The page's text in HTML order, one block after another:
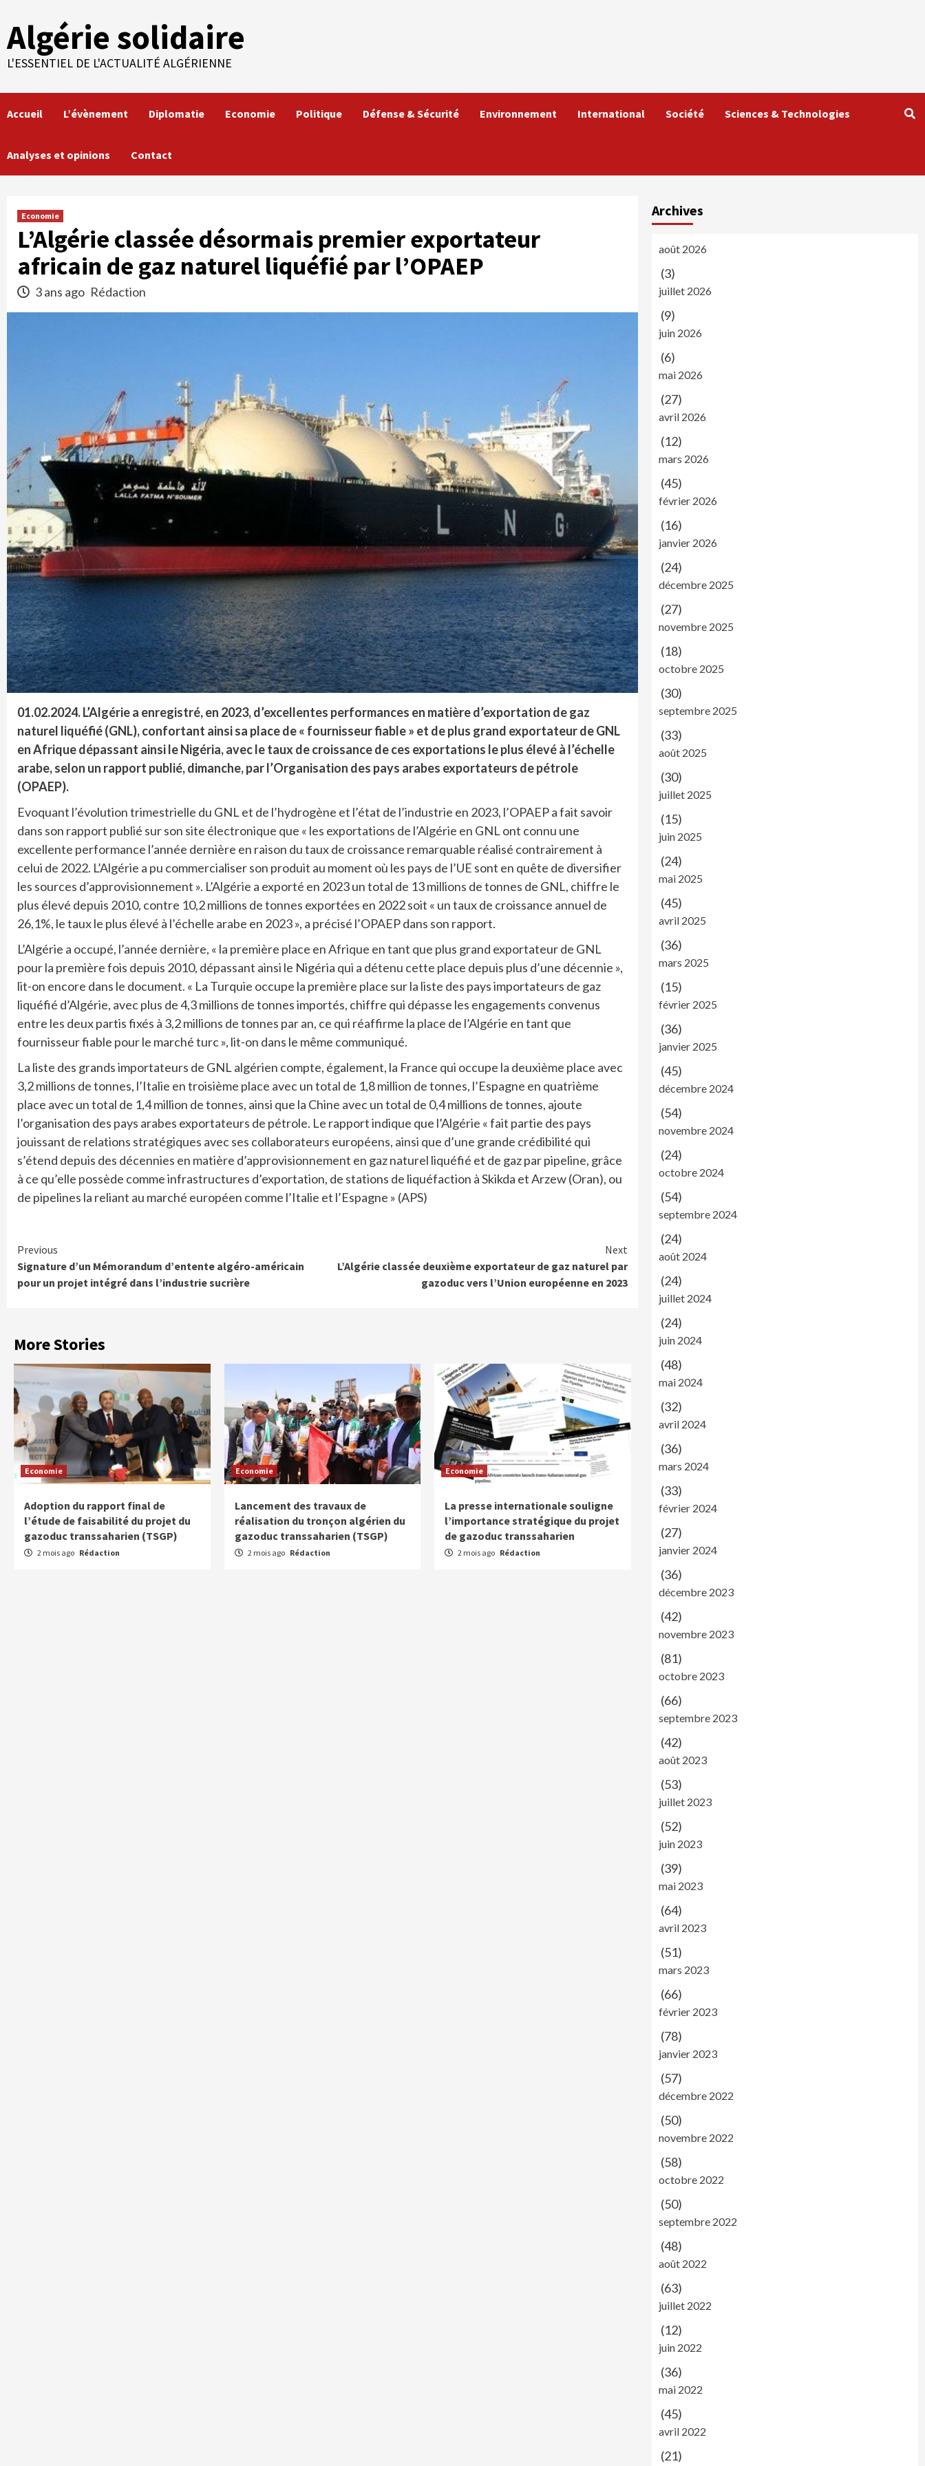
content
Algérie solidaire
L'ESSENTIEL DE L'ACTUALITÉ ALGÉRIENNE
Accueil L’évènement Diplomatie Economie Politique Défense & Sécurité Environnement International Société Sciences & Technologies
Analyses et opinions Contact
Economie
L’Algérie classée désormais premier exportateur
africain de gaz naturel liquéfié par l’OPAEP
3 ans ago Rédaction
01.02.2024. L’Algérie a enregistré, en 2023, d’excellentes performances en matière d’exportation de gaz
naturel liquéfié (GNL), confortant ainsi sa place de « fournisseur fiable » et de plus grand exportateur de GNL
en Afrique dépassant ainsi le Nigéria, avec le taux de croissance de ces exportations le plus élevé à l’échelle
arabe, selon un rapport publié, dimanche, par l’Organisation des pays arabes exportateurs de pétrole
(OPAEP).
Evoquant l’évolution trimestrielle du GNL et de l’hydrogène et l’état de l’industrie en 2023, l’OPAEP a fait savoir
dans son rapport publié sur son site électronique que « les exportations de l’Algérie en GNL ont connu une
excellente performance l’année dernière en raison du taux de croissance remarquable réalisé contrairement à
celui de 2022. L’Algérie a pu commercialiser son produit au moment où les pays de l’UE sont en quête de diversifier
les sources d’approvisionnement ». L’Algérie a exporté en 2023 un total de 13 millions de tonnes de GNL, chiffre le
plus élevé depuis 2010, contre 10,2 millions de tonnes exportées en 2022 soit « un taux de croissance annuel de
26,1%, le taux le plus élevé à l’échelle arabe en 2023 », a précisé l’OPAEP dans son rapport.
L’Algérie a occupé, l’année dernière, « la première place en Afrique en tant que plus grand exportateur de GNL
pour la première fois depuis 2010, dépassant ainsi le Nigéria qui a détenu cette place depuis plus d’une décennie »,
lit-on encore dans le document. « La Turquie occupe la première place sur la liste des pays importateurs de gaz
liquéfié d’Algérie, avec plus de 4,3 millions de tonnes importés, chiffre qui dépasse les engagements convenus
entre les deux partis fixés à 3,2 millions de tonnes par an, ce qui réaffirme la place de l’Algérie en tant que
fournisseur fiable pour le marché turc », lit-on dans le même communiqué.
La liste des grands importateurs de GNL algérien compte, également, la France qui occupe la deuxième place avec
3,2 millions de tonnes, l’Italie en troisième place avec un total de 1,8 million de tonnes, l’Espagne en quatrième
place avec un total de 1,4 million de tonnes, ainsi que la Chine avec un total de 0,4 millions de tonnes, ajoute
l’organisation des pays arabes exportateurs de pétrole. Le rapport indique que l’Algérie « fait partie des pays
jouissant de relations stratégiques avec ses collaborateurs européens, ainsi que d’une grande crédibilité qui
s’étend depuis des décennies en matière d’approvisionnement en gaz naturel liquéfié et de gaz par pipeline, grâce
à ce qu’elle possède comme infrastructures d’exportation, de stations de liquéfaction à Skikda et Arzew (Oran), ou
de pipelines la reliant au marché européen comme l’Italie et l’Espagne » (APS)
Continue
Reading
Previous
Signature d’un Mémorandum d’entente algéro-américain
pour un projet intégré dans l’industrie sucrière
Next
L’Algérie classée deuxième exportateur de gaz naturel par
gazoduc vers l’Union européenne en 2023
More Stories
Economie
Adoption du rapport final de
l’étude de faisabilité du projet du
gazoduc transsaharien (TSGP)
2 mois ago Rédaction
Economie
Lancement des travaux de
réalisation du tronçon algérien du
gazoduc transsaharien (TSGP)
2 mois ago Rédaction
Economie
La presse internationale souligne
l’importance stratégique du projet
de gazoduc transsaharien
2 mois ago Rédaction
Archives
août 2026
(3)
juillet 2026
(9)
juin 2026
(6)
mai 2026
(27)
avril 2026
(12)
mars 2026
(45)
février 2026
(16)
janvier 2026
(24)
décembre 2025
(27)
novembre 2025
(18)
octobre 2025
(30)
septembre 2025
(33)
août 2025
(30)
juillet 2025
(15)
juin 2025
(24)
mai 2025
(45)
avril 2025
(36)
mars 2025
(15)
février 2025
(36)
janvier 2025
(45)
décembre 2024
(54)
novembre 2024
(24)
octobre 2024
(54)
septembre 2024
(24)
août 2024
(24)
juillet 2024
(24)
juin 2024
(48)
mai 2024
(32)
avril 2024
(36)
mars 2024
(33)
février 2024
(27)
janvier 2024
(36)
décembre 2023
(42)
novembre 2023
(81)
octobre 2023
(66)
septembre 2023
(42)
août 2023
(53)
juillet 2023
(52)
juin 2023
(39)
mai 2023
(64)
avril 2023
(51)
mars 2023
(66)
février 2023
(78)
janvier 2023
(57)
décembre 2022
(50)
novembre 2022
(58)
octobre 2022
(50)
septembre 2022
(48)
août 2022
(63)
juillet 2022
(12)
juin 2022
(36)
mai 2022
(45)
avril 2022
(21)